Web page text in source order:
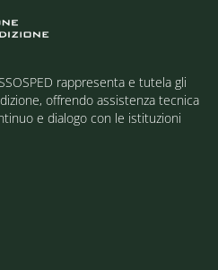
rappresenta e tutela gli
offrendo assistenza tecnica
e dialogo con le istituzioni